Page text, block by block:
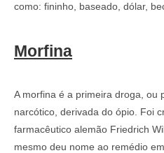
como: fininho, baseado, dólar,
Morfina
A morfina é a primeira droga, ou
narcótico, derivada do ópio. Foi
farmacêutico alemão Friedrich
mesmo deu nome ao remédio